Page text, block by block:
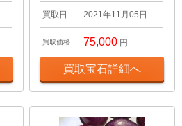
買取日 2021年11月05日
買取価格 75,000 円
買取宝石詳細へ